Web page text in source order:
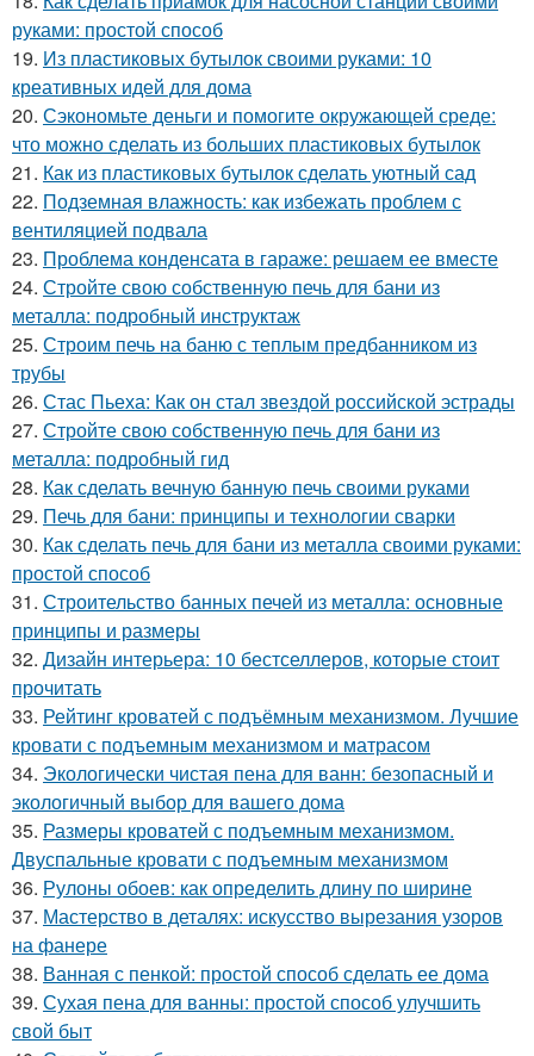
руками: простой способ
19. Из пластиковых бутылок своими руками: 10
креативных идей для дома
20. Сэкономьте деньги и помогите окружающей среде:
что можно сделать из больших пластиковых бутылок
21. Как из пластиковых бутылок сделать уютный сад
22. Подземная влажность: как избежать проблем с
вентиляцией подвала
23. Проблема конденсата в гараже: решаем ее вместе
24. Стройте свою собственную печь для бани из
металла: подробный инструктаж
25. Строим печь на баню с теплым предбанником из
трубы
26. Стас Пьеха: Как он стал звездой российской эстрады
27. Стройте свою собственную печь для бани из
металла: подробный гид
28. Как сделать вечную банную печь своими руками
29. Печь для бани: принципы и технологии сварки
30. Как сделать печь для бани из металла своими руками:
простой способ
31. Строительство банных печей из металла: основные
принципы и размеры
32. Дизайн интерьера: 10 бестселлеров, которые стоит
прочитать
33. Рейтинг кроватей с подъёмным механизмом. Лучшие
кровати с подъемным механизмом и матрасом
34. Экологически чистая пена для ванн: безопасный и
экологичный выбор для вашего дома
35. Размеры кроватей с подъемным механизмом.
Двуспальные кровати с подъемным механизмом
36. Рулоны обоев: как определить длину по ширине
37. Мастерство в деталях: искусство вырезания узоров
на фанере
38. Ванная с пенкой: простой способ сделать ее дома
39. Сухая пена для ванны: простой способ улучшить
свой быт